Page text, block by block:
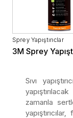
Sprey Yapıştırıclar
3M Sprey
Sıvı
zamanla